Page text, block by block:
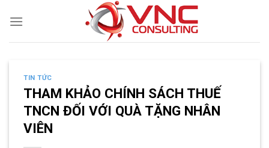
TIN TỨC
THAM KHẢO CHÍNH SÁCH THUẾ
TNCN ĐỐI VỚI QUÀ TẶNG NHÂN
VIÊN